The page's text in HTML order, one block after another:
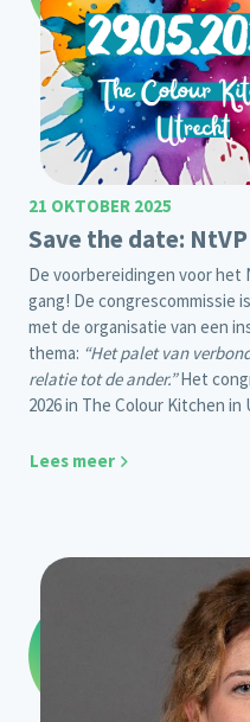
21 OKTOBER 2025
Save the date:
De voorbereidingen voor het
gang! De congrescommissie
met de organisatie van een
thema: “Het palet van
relatie tot de ander.”Het
2026 in The Colour Kitchen in
Lees meer